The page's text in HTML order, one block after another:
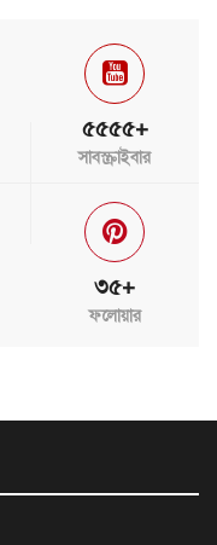
৫৫৫৫+
সাবস্ক্রাইবার
৩৫+
ফলোয়ার